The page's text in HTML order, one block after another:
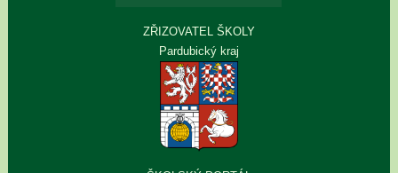
ZŘIZOVATEL ŠKOLY
Pardubický kraj